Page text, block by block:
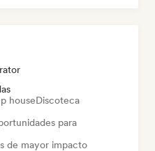
houseDiscoteca
para
de mayor impacto